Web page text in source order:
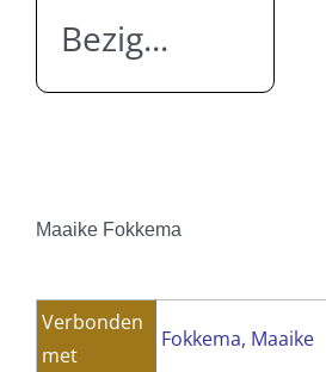
Bezig...
Maaike Fokkema
Verbonden
met
Fokkema, Maaike